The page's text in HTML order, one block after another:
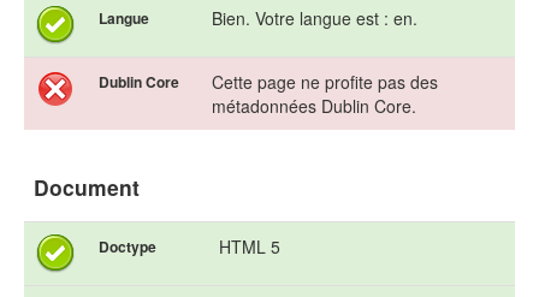
Langue Bien. Votre langue est : en.
Dublin Core
Cette page ne profite pas des
métadonnées Dublin Core.
Document
Doctype HTML 5